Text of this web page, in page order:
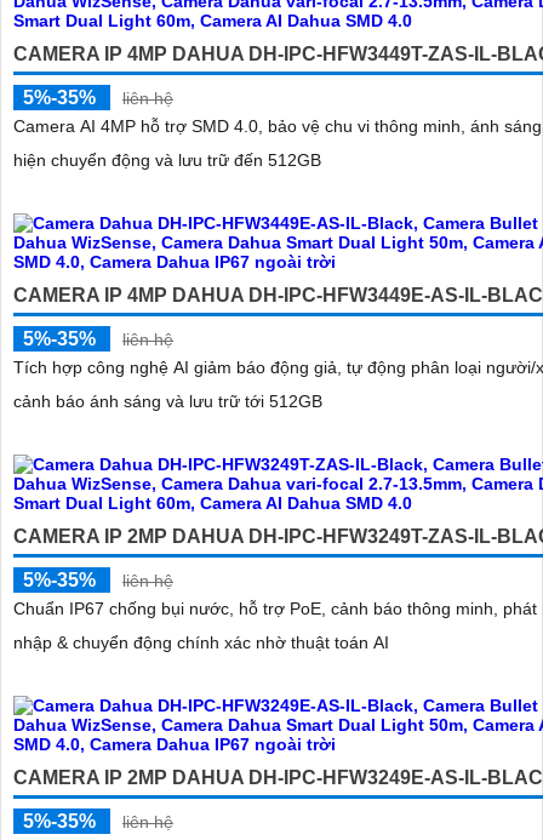
CAMERA IP 4MP DAHUA DH-IPC-HFW3449T-ZAS-IL-
5%-35%
liên hệ
Camera AI 4MP hỗ trợ SMD 4.0, bảo vệ chu vi thông minh, ánh
hiện chuyển động và lưu trữ đến 512GB
CAMERA IP 4MP DAHUA DH-IPC-HFW3449E-AS-IL-
5%-35%
liên hệ
Tích hợp công nghệ AI giảm báo động giả, tự động phân loại người/
cảnh báo ánh sáng và lưu trữ tới 512GB
CAMERA IP 2MP DAHUA DH-IPC-HFW3249T-ZAS-IL-
5%-35%
liên hệ
Chuẩn IP67 chống bụi nước, hỗ trợ PoE, cảnh báo thông minh, phát
nhập & chuyển động chính xác nhờ thuật toán AI
CAMERA IP 2MP DAHUA DH-IPC-HFW3249E-AS-IL-
5%-35%
liên hệ